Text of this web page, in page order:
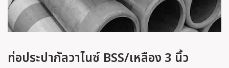
ท่อประปากัลวาไนซ์ BSS/เหลือง 3 นิ้ว